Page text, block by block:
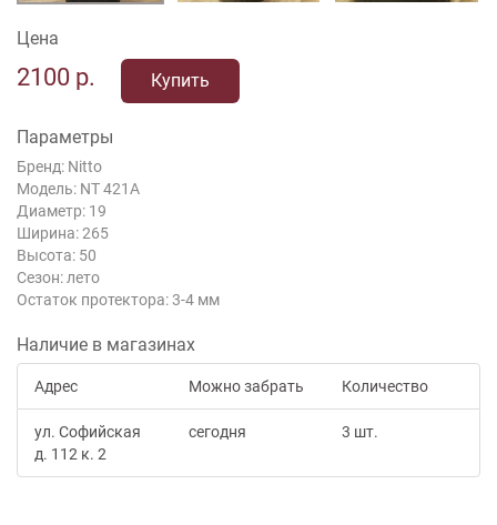
Цена
2100 р. Купить
Параметры
Бренд: Nitto
Модель: NT 421A
Диаметр: 19
Ширина: 265
Высота: 50
Сезон: лето
Остаток протектора: 3-4 мм
Наличие в магазинах
Адрес Можно забрать Количество
ул. Софийская
д. 112 к. 2
сегодня 3 шт.